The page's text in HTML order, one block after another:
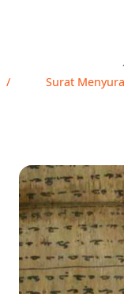
Surat